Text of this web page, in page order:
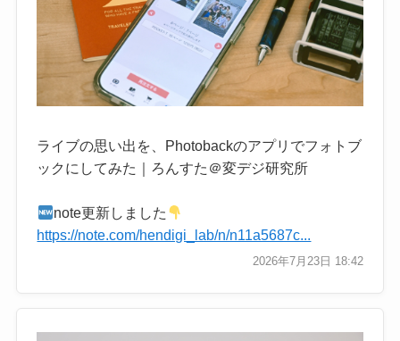
ライブの思い出を、Photobackのアプリでフォトブ
ックにしてみた｜ろんすた＠変デジ研究所
note更新しました
https://note.com/hendigi_lab/n/n11a5687c...
2026年7月23日 18:42